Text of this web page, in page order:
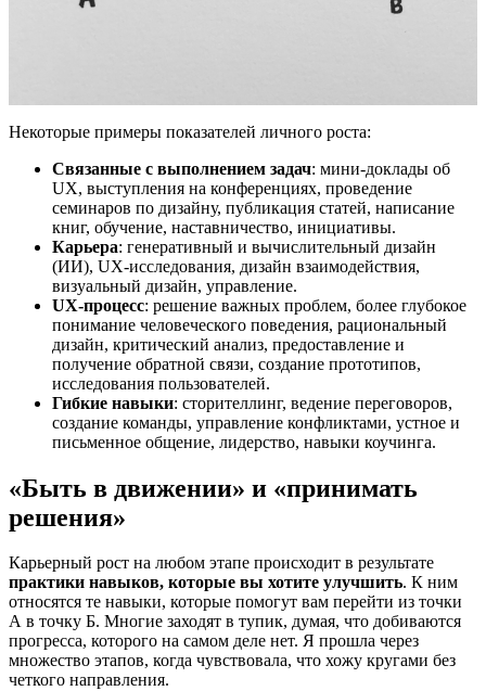
Некоторые примеры показателей личного роста:
Связанные с выполнением задач: мини-доклады об
UX, выступления на конференциях, проведение
семинаров по дизайну, публикация статей, написание
книг, обучение, наставничество, инициативы.
Карьера: генеративный и вычислительный дизайн
(ИИ), UX-исследования, дизайн взаимодействия,
визуальный дизайн, управление.
UX-процесс: решение важных проблем, более глубокое
понимание человеческого поведения, рациональный
дизайн, критический анализ, предоставление и
получение обратной связи, создание прототипов,
исследования пользователей.
Гибкие навыки: сторителлинг, ведение переговоров,
создание команды, управление конфликтами, устное и
письменное общение, лидерство, навыки коучинга.
«Быть в движении» и «принимать
решения»
Карьерный рост на любом этапе происходит в результате
практики навыков, которые вы хотите улучшить. К ним
относятся те навыки, которые помогут вам перейти из точки
А в точку Б. Многие заходят в тупик, думая, что добиваются
прогресса, которого на самом деле нет. Я прошла через
множество этапов, когда чувствовала, что хожу кругами без
четкого направления.